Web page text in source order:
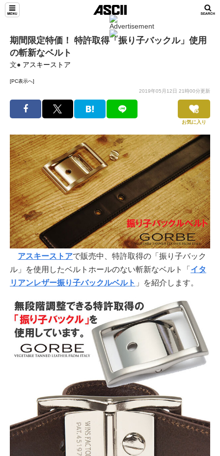
期間限定特価！ 特許取得「振り子バックル」使用
の斬新なベルト
文● アスキーストア
[PC表示へ]
2019年05月12日 21時00分更新
お気に入り
アスキーストアで販売中、特許取得の「振り子バック
ル」を使用したベルトホールのない斬新なベルト「 イタ
リアンレザー振り子バックルベルト 」を紹介します。